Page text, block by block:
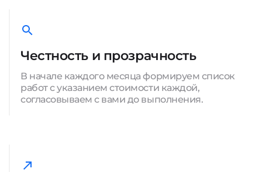
Честность и прозрачность
В начале каждого месяца формируем список
работ с указанием стоимости каждой,
согласовываем с вами до выполнения.